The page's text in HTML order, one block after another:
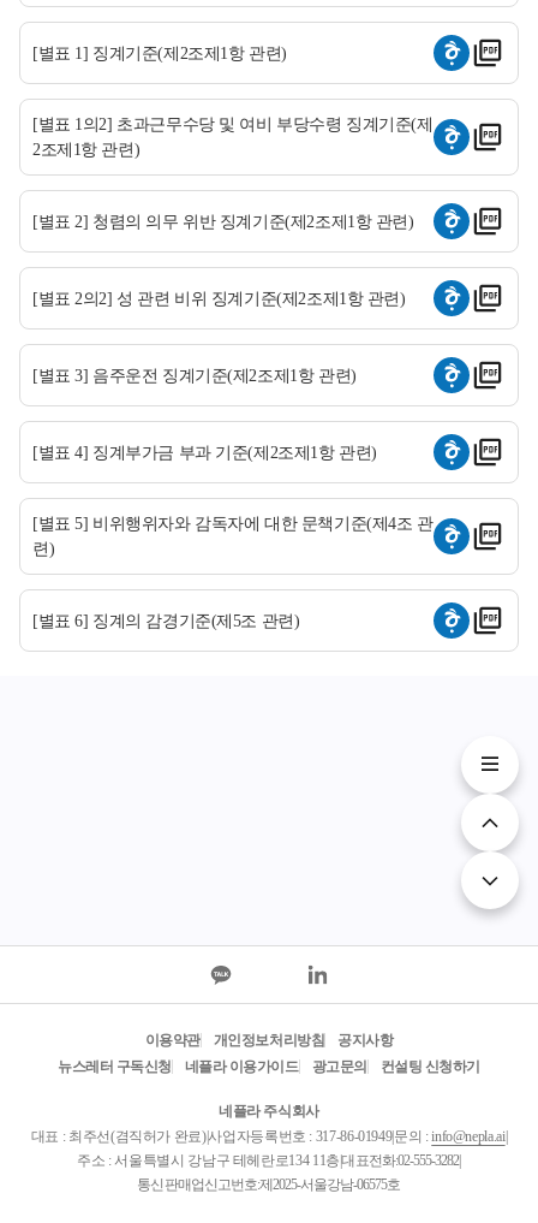
[별표 1] 징계기준(제2조제1항 관련)
[별표 1의2] 초과근무수당 및 여비 부당수령 징계기준(제
2조제1항 관련)
[별표 2] 청렴의 의무 위반 징계기준(제2조제1항 관련)
[별표 2의2] 성 관련 비위 징계기준(제2조제1항 관련)
[별표 3] 음주운전 징계기준(제2조제1항 관련)
[별표 4] 징계부가금 부과 기준(제2조제1항 관련)
[별표 5] 비위행위자와 감독자에 대한 문책기준(제4조 관
련)
[별표 6] 징계의 감경기준(제5조 관련)
이용약관 개인정보처리방침
공지사항
뉴스레터 구독신청
네플라 이용가이드 광고문의 컨설팅 신청하기
네플라 주식회사
대표 : 최주선(겸직허가 완료)|사업자등록번호 : 317-86-01949|문의 :info@nepla.ai|
주소 : 서울특별시 강남구 테헤란로134 11층|대표전화:02-555-3282|
통신판매업신고번호:제2025-서울강남-06575호